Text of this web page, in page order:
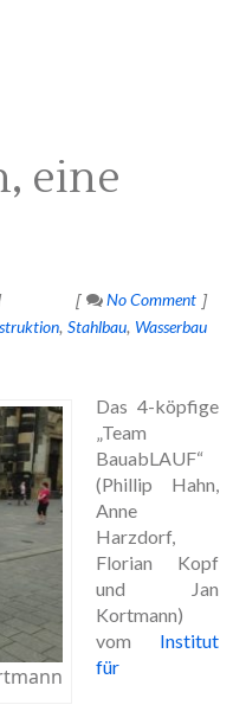
eine
No Comment
Stahlbau Wasserbau
Das 4-köpfige
„Team
BauabLAUF“
(Phillip Hahn,
Anne
Harzdorf,
Florian Kopf
und Jan
Kortmann)
vom Institut
für